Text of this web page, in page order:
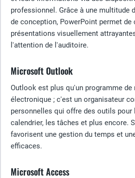
professionnel. Grâce à une multitude
de conception, PowerPoint permet de
présentations visuellement
l'attention de l'auditoire.
Microsoft Outlook
Outlook est plus qu'un programme de
électronique ; c'est un organisateur
personnelles qui offre des outils pour
calendrier, les tâches et plus encore.
favorisent une gestion du temps et
efficaces.
Microsoft Access